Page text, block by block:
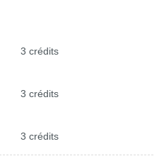
3 crédits
3 crédits
3 crédits